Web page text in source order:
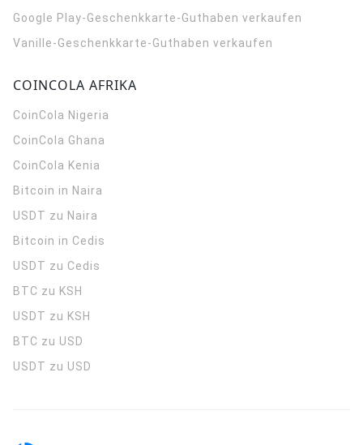
Google Play-Geschenkkarte-Guthaben verkaufen
Vanille-Geschenkkarte-Guthaben verkaufen
COINCOLA AFRIKA
CoinCola Nigeria
CoinCola Ghana
CoinCola Kenia
Bitcoin in Naira
USDT zu Naira
Bitcoin in Cedis
USDT zu Cedis
BTC zu KSH
USDT zu KSH
BTC zu USD
USDT zu USD